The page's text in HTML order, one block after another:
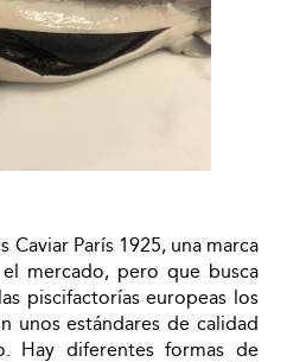
Caviar París 1925, una marca
mercado, pero que busca
piscifactorías europeas los
unos estándares de calidad
Hay diferentes formas de